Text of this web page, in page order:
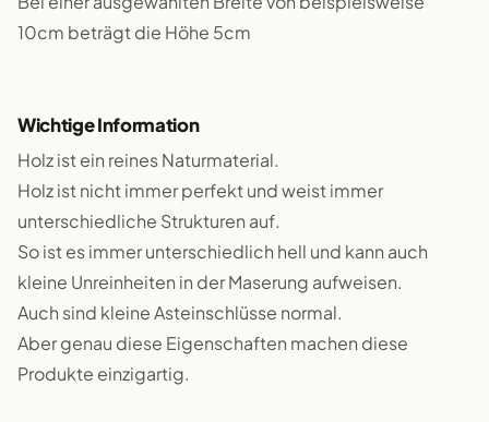
10cm beträgt die Höhe 5cm
Wichtige Information
Holz ist ein reines Naturmaterial.
Holz ist nicht immer perfekt und weist immer
unterschiedliche Strukturen auf.
So ist es immer unterschiedlich hell und kann auch
kleine Unreinheiten in der Maserung aufweisen.
Auch sind kleine Asteinschlüsse normal.
Aber genau diese Eigenschaften machen diese
Produkte einzigartig.